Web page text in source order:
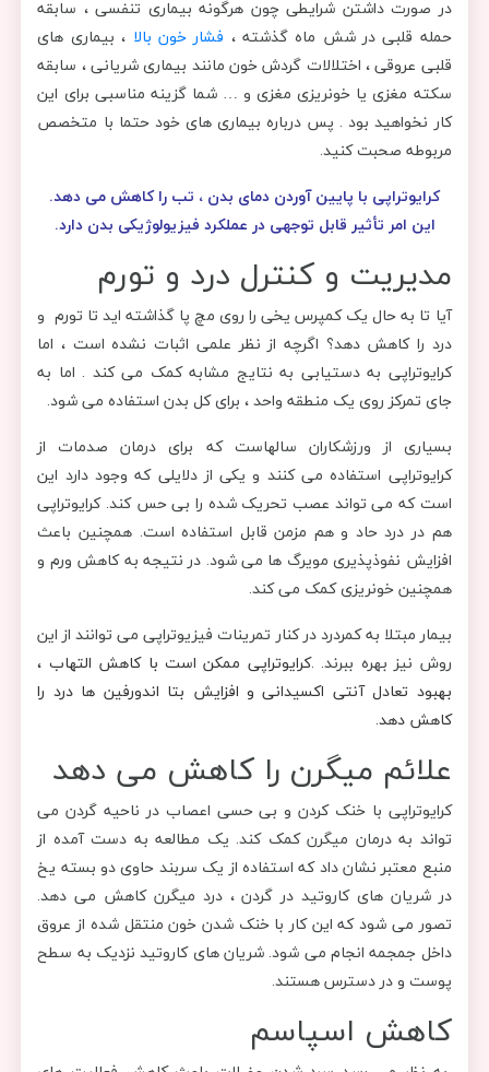
در صورت داشتن شرایطی چون هرگونه بیماری تنفسی ، سابقه
حمله قلبی در شش ماه گذشته ، فشار خون بالا ، بیماری های
قلبی عروقی ، اختلالات گردش خون مانند بیماری شریانی ، سابقه
سکته مغزی یا خونریزی مغزی و … شما گزینه مناسبی برای این
کار نخواهید بود . پس درباره بیماری های خود حتما با متخصص
مربوطه صحبت کنید.
کرایوتراپی با پایین آوردن دمای بدن ، تب را کاهش می دهد.
این امر تأثیر قابل توجهی در عملکرد فیزیولوژیکی بدن دارد.
مدیریت و کنترل درد و تورم
آیا تا به حال یک کمپرس یخی را روی مچ پا گذاشته اید تا تورم و
درد را کاهش دهد؟ اگرچه از نظر علمی اثبات نشده است ، اما
کرایوتراپی به دستیابی به نتایج مشابه کمک می کند . اما به
جای تمرکز روی یک منطقه واحد ، برای کل بدن استفاده می شود.
بسیاری از ورزشکاران سالهاست که برای درمان صدمات از
کرایوتراپی استفاده می کنند و یکی از دلایلی که وجود دارد این
است که می تواند عصب تحریک شده را بی حس کند. کرایوتراپی
هم در درد حاد و هم مزمن قابل استفاده است. همچنین باعث
افزایش نفوذپذیری مویرگ ها می شود. در نتیجه به کاهش ورم و
همچنین خونریزی کمک می کند.
بیمار مبتلا به کمردرد در کنار تمرینات فیزیوتراپی می توانند از این
روش نیز بهره ببرند. .کرایوتراپی ممکن است با کاهش التهاب ،
بهبود تعادل آنتی اکسیدانی و افزایش بتا اندورفین ها درد را
کاهش دهد.
علائم میگرن را کاهش می دهد
کرایوتراپی با خنک کردن و بی حسی اعصاب در ناحیه گردن می
تواند به درمان میگرن کمک کند. یک مطالعه به دست آمده از
منبع معتبر نشان داد که استفاده از یک سربند حاوی دو بسته یخ
در شریان های کاروتید در گردن ، درد میگرن کاهش می دهد.
تصور می شود که این کار با خنک شدن خون منتقل شده از عروق
داخل جمجمه انجام می شود. شریان های کاروتید نزدیک به سطح
پوست و در دسترس هستند.
کاهش اسپاسم